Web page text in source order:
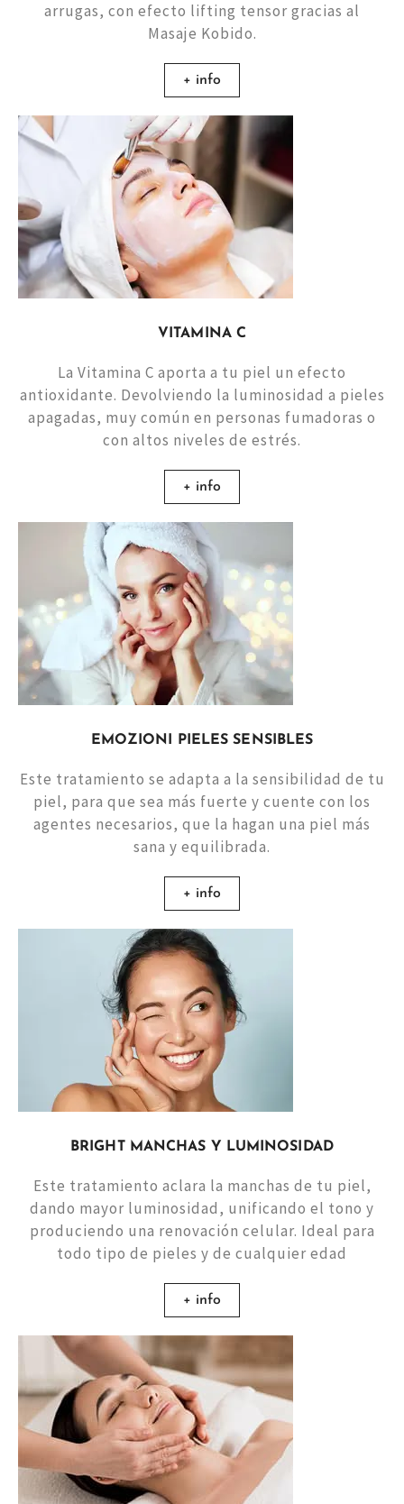
arrugas, con efecto lifting tensor gracias al
Masaje Kobido.
+ info
VITAMINA C
La Vitamina C aporta a tu piel un efecto
antioxidante. Devolviendo la luminosidad a pieles
apagadas, muy común en personas fumadoras o
con altos niveles de estrés.
+ info
EMOZIONI PIELES SENSIBLES
Este tratamiento se adapta a la sensibilidad de tu
piel, para que sea más fuerte y cuente con los
agentes necesarios, que la hagan una piel más
sana y equilibrada.
+ info
BRIGHT MANCHAS Y LUMINOSIDAD
Este tratamiento aclara la manchas de tu piel,
dando mayor luminosidad, unificando el tono y
produciendo una renovación celular. Ideal para
todo tipo de pieles y de cualquier edad
+ info